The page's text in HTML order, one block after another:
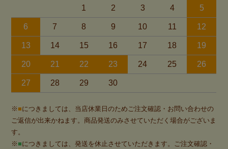
1 2 3 4 5
6 7 8 9 10 11 12
13 14 15 16 17 18 19
20 21 22 23 24 25 26
27 28 29 30
※■につきましては、当店休業日のためご注文確認・お問い合わせの
ご返信が出来かねます。商品発送のみさせていただく場合がございま
す。
※ ■につきましては、発送を休止させていただきます。ご注文確認・